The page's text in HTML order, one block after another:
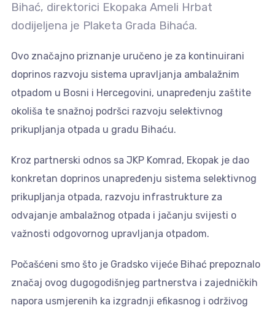
Bihać, direktorici Ekopaka Ameli Hrbat
dodijeljena je Plaketa Grada Bihaća.
Ovo značajno priznanje uručeno je za kontinuirani
doprinos razvoju sistema upravljanja ambalažnim
otpadom u Bosni i Hercegovini, unapređenju zaštite
okoliša te snažnoj podršci razvoju selektivnog
prikupljanja otpada u gradu Bihaću.
Kroz partnerski odnos sa JKP Komrad, Ekopak je dao
konkretan doprinos unapređenju sistema selektivnog
prikupljanja otpada, razvoju infrastrukture za
odvajanje ambalažnog otpada i jačanju svijesti o
važnosti odgovornog upravljanja otpadom.
Počašćeni smo što je Gradsko vijeće Bihać prepoznalo
značaj ovog dugogodišnjeg partnerstva i zajedničkih
napora usmjerenih ka izgradnji efikasnog i održivog